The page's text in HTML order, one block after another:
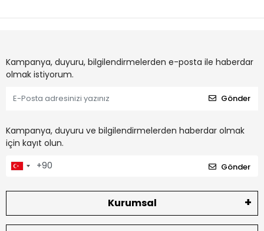
Kampanya, duyuru, bilgilendirmelerden e-posta ile haberdar
olmak istiyorum.
Gönder
Kampanya, duyuru ve bilgilendirmelerden haberdar olmak
için kayıt olun.
Gönder
Kurumsal